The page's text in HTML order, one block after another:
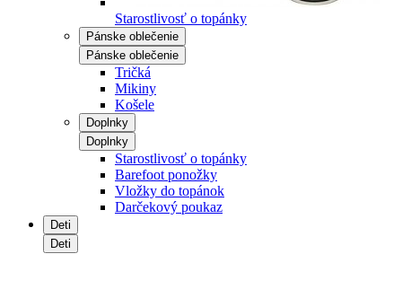
Starostlivosť o topánky
Pánske oblečenie
Pánske oblečenie
Tričká
Mikiny
Košele
Doplnky
Doplnky
Starostlivosť o topánky
Barefoot ponožky
Vložky do topánok
Darčekový poukaz
Deti
Deti